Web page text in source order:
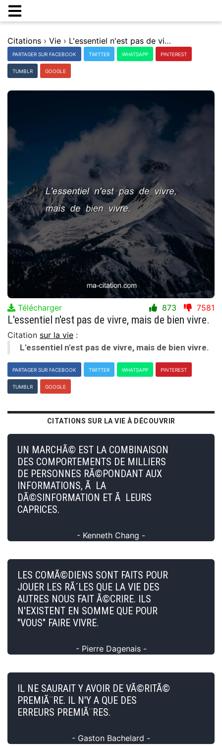
Citations › Vie › L'essentiel n'est pas de vivre, mais de bien vivre.
PARTAGER SUR FACEBOOK TWITTER WHATSAPP PINTEREST
TUMBLR GOOGLE
Télécharger 873 7581
L'essentiel n'est pas de vivre, mais de bien vivre.
Citation sur la vie :
L'essentiel n'est pas de vivre, mais de bien vivre.
PARTAGER SUR FACEBOOK TWITTER WHATSAPP PINTEREST
TUMBLR GOOGLE
CITATIONS SUR LA VIE À DÉCOUVRIR
UN MARCHÃ© EST LA COMBINAISON
DES COMPORTEMENTS DE MILLIERS
DE PERSONNES RÃ©PONDANT AUX
INFORMATIONS, Ã LA
DÃ©SINFORMATION ET Ã LEURS
CAPRICES.
- Kenneth Chang -
LES COMÃ©DIENS SONT FAITS POUR
JOUER LES RÃ´LES QUE LA VIE DES
AUTRES NOUS FAIT Ã©CRIRE. ILS
N'EXISTENT EN SOMME QUE POUR
"VOUS" FAIRE VIVRE.
- Pierre Dagenais -
IL NE SAURAIT Y AVOIR DE VÃ©RITÃ©
PREMIÃ¨RE. IL N'Y A QUE DES
ERREURS PREMIÃ¨RES.
- Gaston Bachelard -